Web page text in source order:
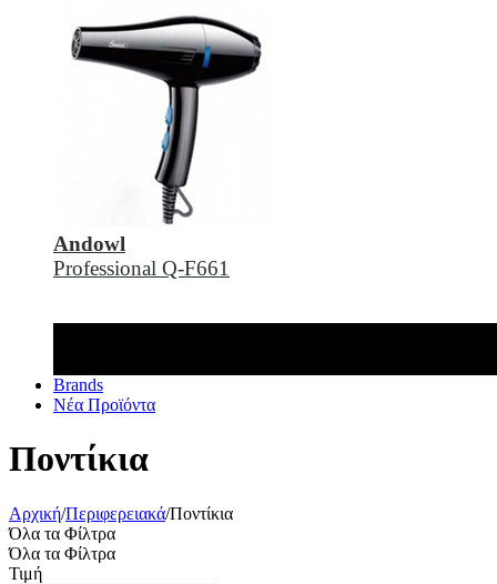
Andowl
Professional Q-F661
Brands
Νέα Προϊόντα
Ποντίκια
Αρχική/Περιφερειακά/Ποντίκια
Όλα τα Φίλτρα
Όλα τα Φίλτρα
Τιμή